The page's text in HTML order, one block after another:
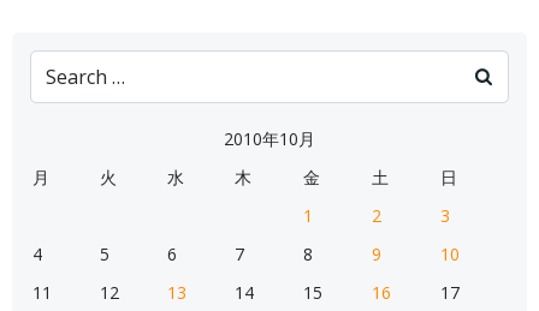
Search
for:
2010年10月
月
火 水 木 金 土
日
1
2
3
4
5 6 7 8 9
10
11
12 13 14 15 16
17